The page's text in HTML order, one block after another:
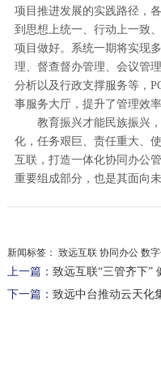
项目推进发展的实践路径，
到思想上统一、行动上一致
项目做好。系统一期将实现
理、督查督办管理、会议管
分析以及行政支撑服务等，
事服务大厅，提升了管理效率
教育振兴才能民族振兴
化，任务艰巨、责任重大、
互联，打造一体化协同办公
重要组成部分，也是其面向
新闻标签： 致远互联 协同办公 数
上一篇： 致远互联“三管齐下”
下一篇： 致远中台推动云天化